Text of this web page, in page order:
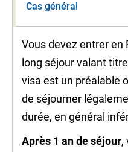
Cas général
Vous devez entrer en
long séjour valant
visa est un préalable
de séjourner
durée, en général
Après 1 an de séjour,